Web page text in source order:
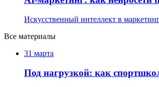
Искусственный интеллект в
Все материалы
31 марта
Под нагрузкой: как